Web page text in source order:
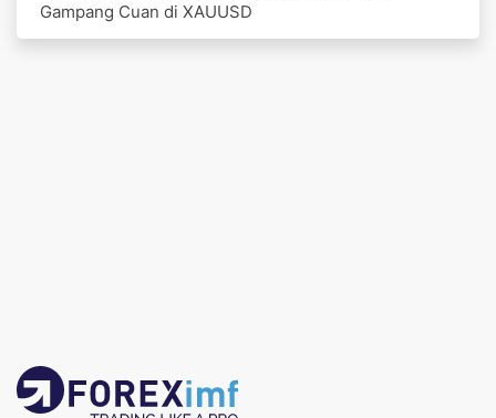
Gampang Cuan di XAUUSD